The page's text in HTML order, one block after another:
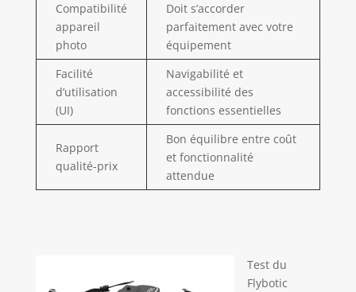
Compatibilité
appareil
photo
Doit s’accorder
parfaitement avec votre
équipement
Facilité
d’utilisation
(UI)
Navigabilité et
accessibilité des
fonctions essentielles
Rapport
qualité-prix
Bon équilibre entre coût
et fonctionnalité
attendue
Test du
Flybotic